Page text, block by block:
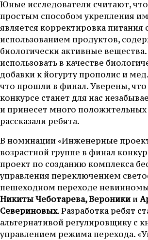
Юные исследователи считают,
простым способом укрепления
является корректировка питания
использованием продуктов,
биологически активные
использовать в качестве
добавки к йогурту прополис и
что прошли в финал. Уверены, что
конкурсе станет для нас
и принесет много положительных
рассказали ребята.
В номинации «Инженерные
возрастной группе в финал
проект по созданию комплекса
управления переключением
пешеходном переходе
Никиты Чеботарева, Вероникии
Севериновых. Разработка ребят
альтернативой регулировщику с
управлением режима перехода.